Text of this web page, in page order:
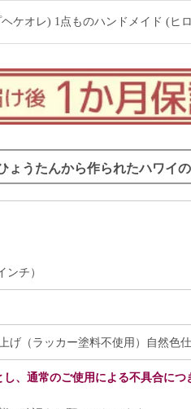
ケオレ) 1点ものハンドメイド (ヒ
ょうたんから作られたハワイ
チ）
げ（ラッカー塗料不使用）自然色
、通常のご使用による不具合につ